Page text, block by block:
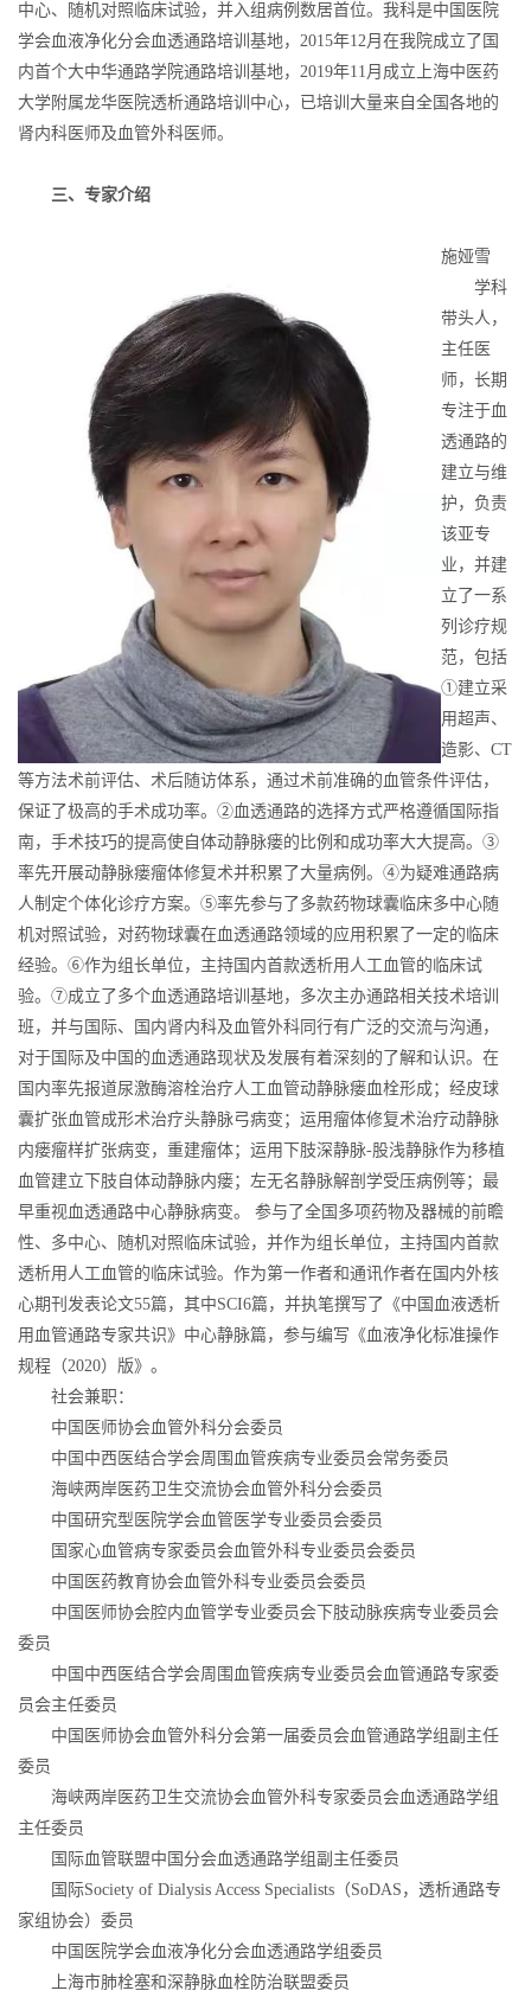
中心、随机对照临床试验，并入组病例数居首位。我科是中国医院
学会血液净化分会血透通路培训基地，2015年12月在我院成立了国
内首个大中华通路学院通路培训基地，2019年11月成立上海中医药
大学附属龙华医院透析通路培训中心，已培训大量来自全国各地的
肾内科医师及血管外科医师。
三、专家介绍
施娅雪
学科
带头人，
主任医
师，长期
专注于血
透通路的
建立与维
护，负责
该亚专
业，并建
立了一系
列诊疗规
范，包括
①建立采
用超声、
造影、CT
等方法术前评估、术后随访体系，通过术前准确的血管条件评估，
保证了极高的手术成功率。②血透通路的选择方式严格遵循国际指
南，手术技巧的提高使自体动静脉瘘的比例和成功率大大提高。③
率先开展动静脉瘘瘤体修复术并积累了大量病例。④为疑难通路病
人制定个体化诊疗方案。⑤率先参与了多款药物球囊临床多中心随
机对照试验，对药物球囊在血透通路领域的应用积累了一定的临床
经验。⑥作为组长单位，主持国内首款透析用人工血管的临床试
验。⑦成立了多个血透通路培训基地，多次主办通路相关技术培训
班，并与国际、国内肾内科及血管外科同行有广泛的交流与沟通，
对于国际及中国的血透通路现状及发展有着深刻的了解和认识。在
国内率先报道尿激酶溶栓治疗人工血管动静脉瘘血栓形成；经皮球
囊扩张血管成形术治疗头静脉弓病变；运用瘤体修复术治疗动静脉
内瘘瘤样扩张病变，重建瘤体；运用下肢深静脉-股浅静脉作为移植
血管建立下肢自体动静脉内瘘；左无名静脉解剖学受压病例等；最
早重视血透通路中心静脉病变。 参与了全国多项药物及器械的前瞻
性、多中心、随机对照临床试验，并作为组长单位，主持国内首款
透析用人工血管的临床试验。作为第一作者和通讯作者在国内外核
心期刊发表论文55篇，其中SCI6篇，并执笔撰写了《中国血液透析
用血管通路专家共识》中心静脉篇，参与编写《血液净化标准操作
规程（2020）版》。
社会兼职：
中国医师协会血管外科分会委员
中国中西医结合学会周围血管疾病专业委员会常务委员
海峡两岸医药卫生交流协会血管外科分会委员
中国研究型医院学会血管医学专业委员会委员
国家心血管病专家委员会血管外科专业委员会委员
中国医药教育协会血管外科专业委员会委员
中国医师协会腔内血管学专业委员会下肢动脉疾病专业委员会
委员
中国中西医结合学会周围血管疾病专业委员会血管通路专家委
员会主任委员
中国医师协会血管外科分会第一届委员会血管通路学组副主任
委员
海峡两岸医药卫生交流协会血管外科专家委员会血透通路学组
主任委员
国际血管联盟中国分会血透通路学组副主任委员
国际Society of Dialysis Access Specialists（SoDAS，透析通路专
家组协会）委员
中国医院学会血液净化分会血透通路学组委员
上海市肺栓塞和深静脉血栓防治联盟委员